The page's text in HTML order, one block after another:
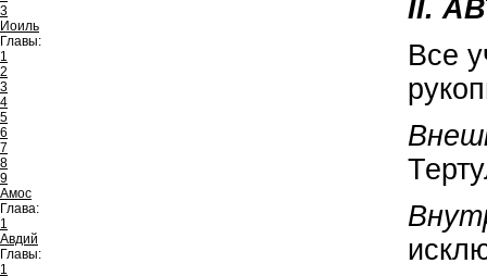
3
Иоиль
Главы:
1
2
3
4
5
6
7
8
9
Амос
Глава:
1
Авдий
Главы:
1
II.
Все